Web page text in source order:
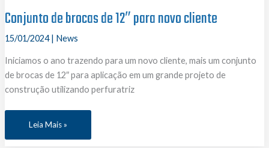
Conjunto de brocas de 12″ para novo cliente
15/01/2024| News
Iniciamos o ano trazendo para um novo cliente, mais um conjunto
de brocas de 12″ para aplicação em um grande projeto de
construção utilizando perfuratriz
Conjunto
brocas
Leia Mais »